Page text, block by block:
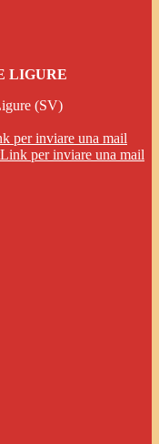
LIGURE
(SV)
per inviare una mail
Link per inviare una mail